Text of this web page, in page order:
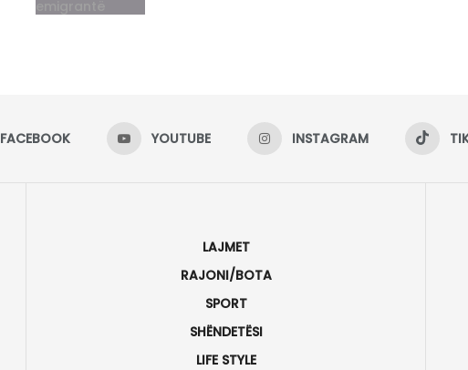
FACEBOOK YOUTUBE INSTAGRAM
LAJMET
RAJONI/BOTA
SPORT
SHËNDETËSI
LIFE STYLE